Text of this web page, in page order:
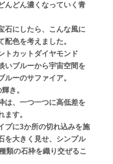
んどん濃くなっていく青
石にしたら、こんな風に
色を考えました。
トカットダイヤモンド
いブルーから宇宙空間を
ーのサファイア。
き。
は、一つ一つに高低差を
す。
プに3か所の切れ込みを施
を大きく見せ、シンプル
類の石枠を織り交ぜるこ